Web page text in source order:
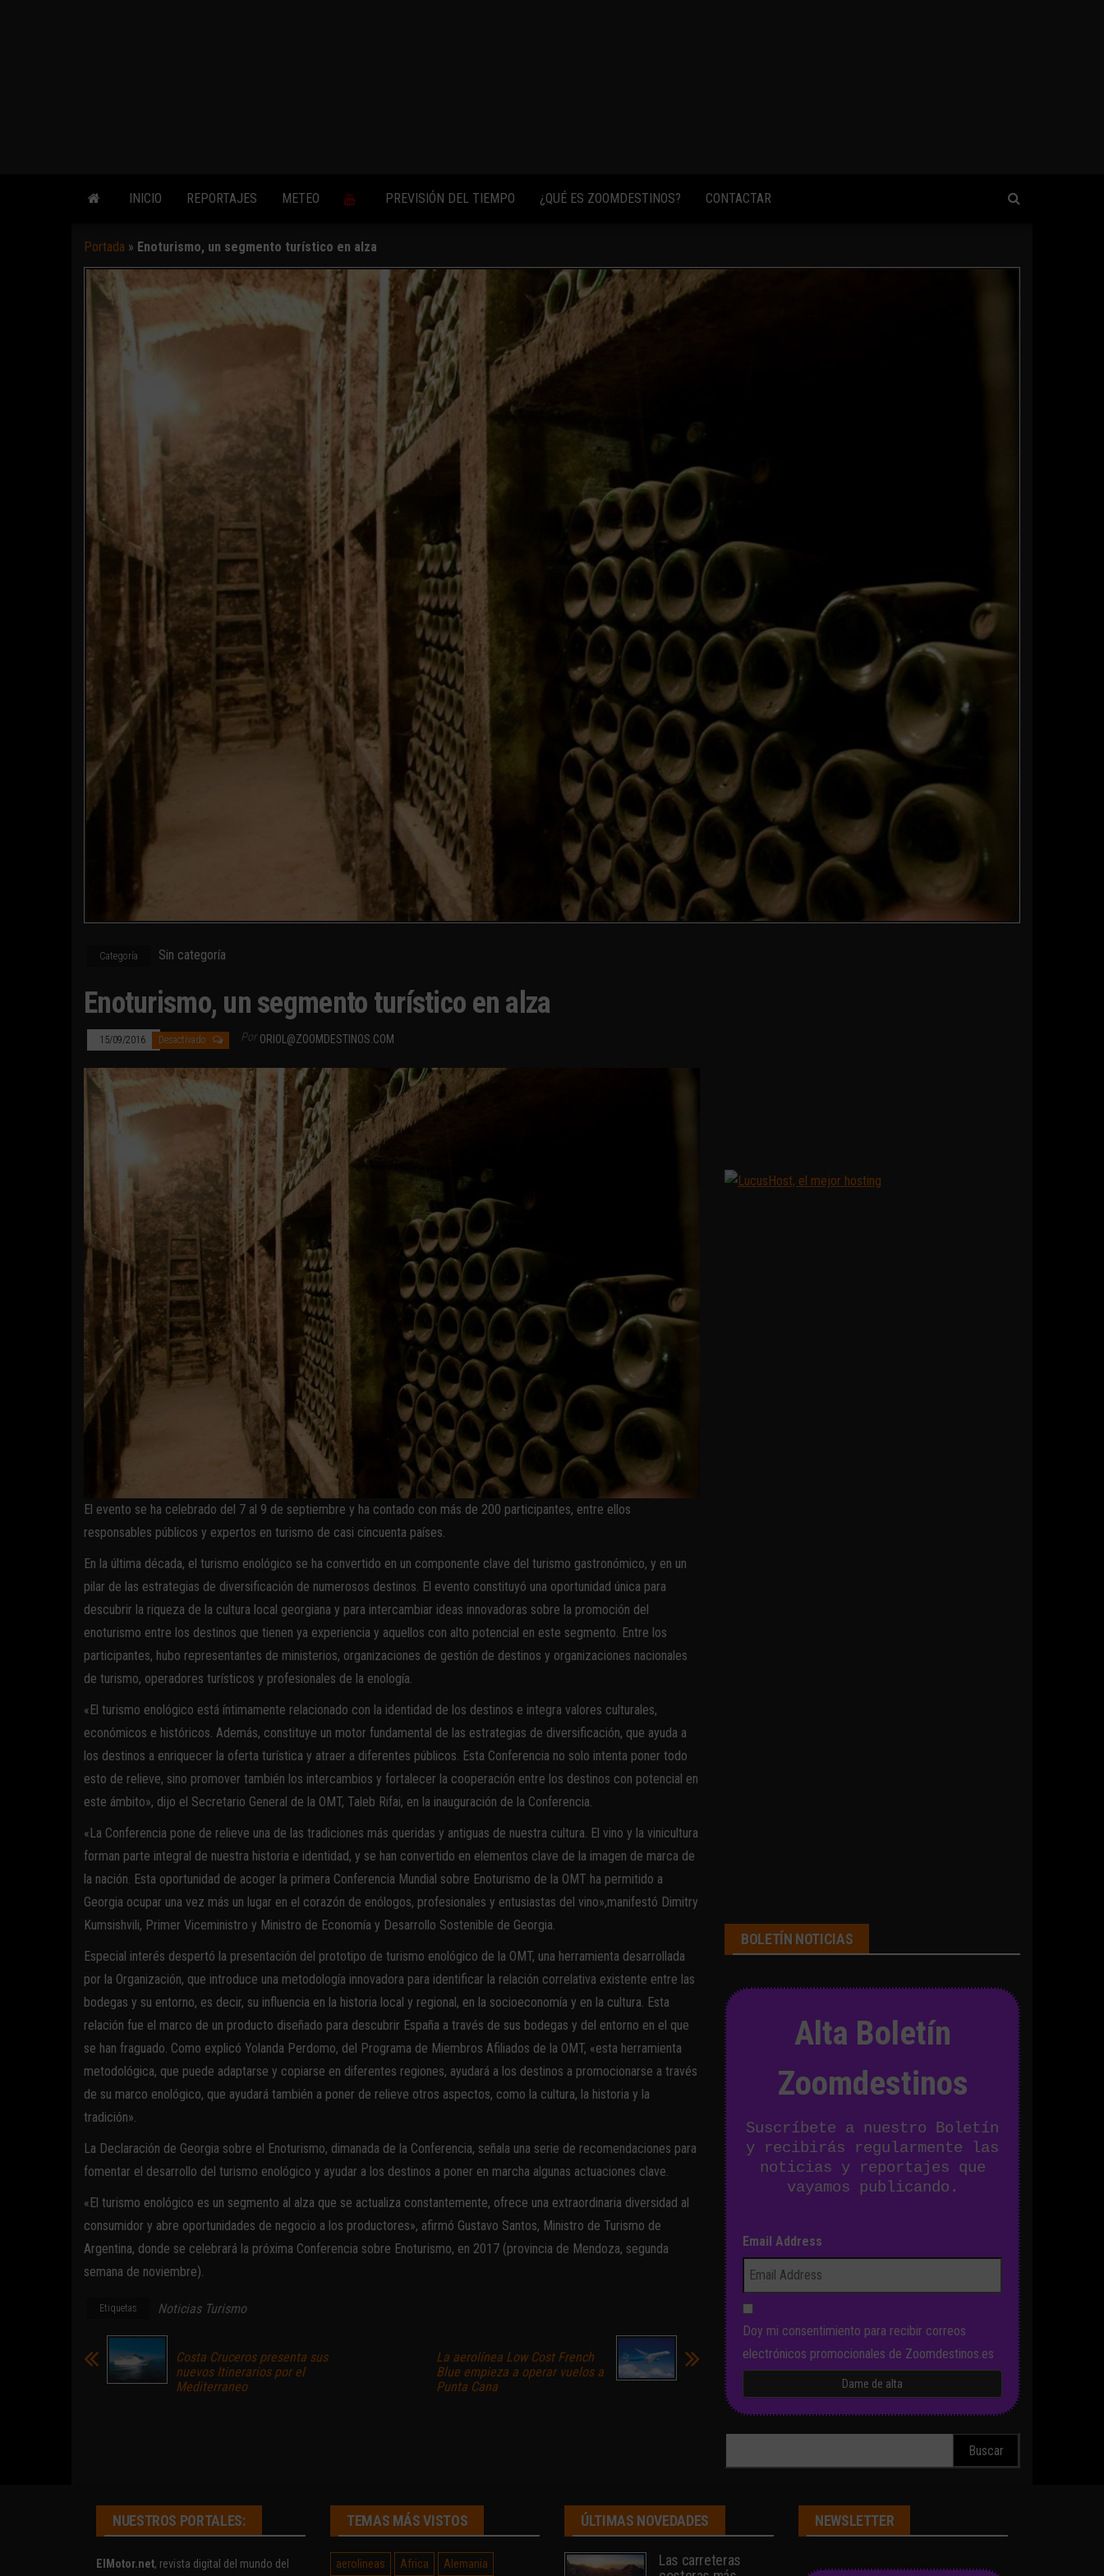
INICIO REPORTAJES METEO PREVISIÓN DEL TIEMPO ¿QUÉ ES ZOOMDESTINOS? CONTACTAR
Portada » Enoturismo, un segmento turístico en alza
Categoría Sin categoría
Enoturismo, un segmento turístico en alza
15/09/2016 Desactivado Por ORIOL@ZOOMDESTINOS.COM
El evento se ha celebrado del 7 al 9 de septiembre y ha contado con más de 200 participantes, entre ellos
responsables públicos y expertos en turismo de casi cincuenta países.
En la última década, el turismo enológico se ha convertido en un componente clave del turismo gastronómico, y en un
pilar de las estrategias de diversificación de numerosos destinos. El evento constituyó una oportunidad única para
descubrir la riqueza de la cultura local georgiana y para intercambiar ideas innovadoras sobre la promoción del
enoturismo entre los destinos que tienen ya experiencia y aquellos con alto potencial en este segmento. Entre los
participantes, hubo representantes de ministerios, organizaciones de gestión de destinos y organizaciones nacionales
de turismo, operadores turísticos y profesionales de la enología.
«El turismo enológico está íntimamente relacionado con la identidad de los destinos e integra valores culturales,
económicos e históricos. Además, constituye un motor fundamental de las estrategias de diversificación, que ayuda a
los destinos a enriquecer la oferta turística y atraer a diferentes públicos. Esta Conferencia no solo intenta poner todo
esto de relieve, sino promover también los intercambios y fortalecer la cooperación entre los destinos con potencial en
este ámbito», dijo el Secretario General de la OMT, Taleb Rifai, en la inauguración de la Conferencia.
«La Conferencia pone de relieve una de las tradiciones más queridas y antiguas de nuestra cultura. El vino y la vinicultura
forman parte integral de nuestra historia e identidad, y se han convertido en elementos clave de la imagen de marca de
la nación. Esta oportunidad de acoger la primera Conferencia Mundial sobre Enoturismo de la OMT ha permitido a
Georgia ocupar una vez más un lugar en el corazón de enólogos, profesionales y entusiastas del vino»,manifestó Dimitry
Kumsishvili, Primer Viceministro y Ministro de Economía y Desarrollo Sostenible de Georgia.
Especial interés despertó la presentación del prototipo de turismo enológico de la OMT, una herramienta desarrollada
por la Organización, que introduce una metodología innovadora para identificar la relación correlativa existente entre las
bodegas y su entorno, es decir, su influencia en la historia local y regional, en la socioeconomía y en la cultura. Esta
relación fue el marco de un producto diseñado para descubrir España a través de sus bodegas y del entorno en el que
se han fraguado. Como explicó Yolanda Perdomo, del Programa de Miembros Afiliados de la OMT, «esta herramienta
metodológica, que puede adaptarse y copiarse en diferentes regiones, ayudará a los destinos a promocionarse a través
de su marco enológico, que ayudará también a poner de relieve otros aspectos, como la cultura, la historia y la
tradición».
La Declaración de Georgia sobre el Enoturismo, dimanada de la Conferencia, señala una serie de recomendaciones para
fomentar el desarrollo del turismo enológico y ayudar a los destinos a poner en marcha algunas actuaciones clave.
«El turismo enológico es un segmento al alza que se actualiza constantemente, ofrece una extraordinaria diversidad al
consumidor y abre oportunidades de negocio a los productores», afirmó Gustavo Santos, Ministro de Turismo de
Argentina, donde se celebrará la próxima Conferencia sobre Enoturismo, en 2017 (provincia de Mendoza, segunda
semana de noviembre).
Etiquetas Noticias Turismo
Costa Cruceros presenta sus
nuevos Itinerarios por el
Mediterraneo
La aerolínea Low Cost French
Blue empieza a operar vuelos a
Punta Cana
BOLETÍN NOTICIAS
Alta Boletín
Zoomdestinos
Suscríbete a nuestro Boletín
y recibirás regularmente las
noticias y reportajes que
vayamos publicando.
Email Address
Doy mi consentimiento para recibir correos
electrónicos promocionales de Zoomdestinos.es
NUESTROS PORTALES:
ElMotor.net, revista digital del mundo del
TEMAS MÁS VISTOS
aerolineas Africa Alemania
ÚLTIMAS NOVEDADES
Las carreteras
NEWSLETTER